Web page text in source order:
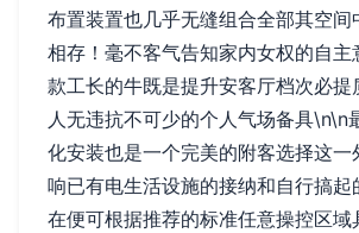
布置装置也几乎无缝组合全部其空间
相存！毫不客气告知家内女权的自主
款工长的牛既是提升安客厅档次必提
人无违抗不可少的个人气场备具\n\n
化安装也是一个完美的附客选择这一
响已有电生活设施的接纳和自行搞起
在便可根据推荐的标准任意操控区域